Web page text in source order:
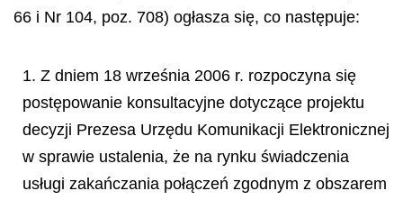
66 i Nr 104, poz. 708) ogłasza się, co następuje:
1. Z dniem 18 września 2006 r. rozpoczyna się
postępowanie konsultacyjne dotyczące projektu
decyzji Prezesa Urzędu Komunikacji Elektronicznej
w sprawie ustalenia, że na rynku świadczenia
usługi zakańczania połączeń zgodnym z obszarem